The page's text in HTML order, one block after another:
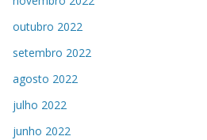
outubro 2022
setembro 2022
agosto 2022
julho 2022
junho 2022